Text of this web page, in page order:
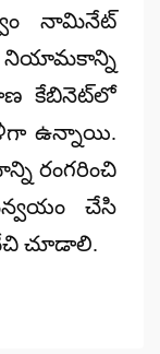
నామినేట్
నియామకాన్ని
కేబినెట్‌లో
ఉన్నాయి.
రంగరించి
చేసి
చూడాలి.